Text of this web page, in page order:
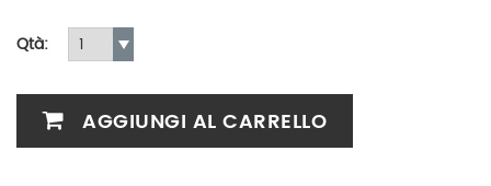
Qtà:
AGGIUNGI AL CARRELLO